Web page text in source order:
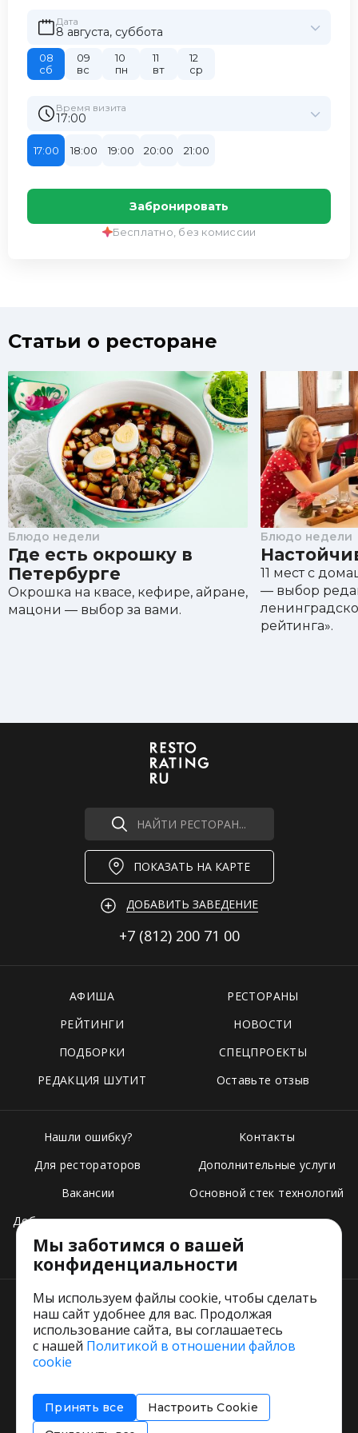
Дата
8 августа, суббота
08
сб
09
вс
10
пн
11
вт
12
ср
Время визита
17:00
17:00 18:00 19:00 20:00 21:00
Забронировать
Бесплатно, без комиссии
Статьи о ресторане
Блюдо недели
Где есть окрошку в
Петербурге
Окрошка на квасе, кефире, айране,
мацони — выбор за вами.
Блюдо недели
11 мест с
— выбор
рейтинга».
НАЙТИ РЕСТОРАН...
ПОКАЗАТЬ НА КАРТЕ
ДОБАВИТЬ ЗАВЕДЕНИЕ
+7 (812) 200 71 00
АФИША
РЕСТОРАНЫ
РЕЙТИНГИ
НОВОСТИ
ПОДБОРКИ
СПЕЦПРОЕКТЫ
РЕДАКЦИЯ ШУТИТ
Оставьте отзыв
Нашли ошибку?
Для рестораторов
Вакансии
Добавить свое заведение
Тарифы
Контакты
Дополнительные услуги
Основной стек технологий
Пользовательское соглашение
Соглашение об информировании
Мы заботимся о вашей
конфиденциальности
Мы используем файлы cookie, чтобы сделать
наш сайт удобнее для вас. Продолжая
использование сайта, вы соглашаетесь
с нашей Политикой в отношении файлов
cookie
Принять все
Настроить Cookie